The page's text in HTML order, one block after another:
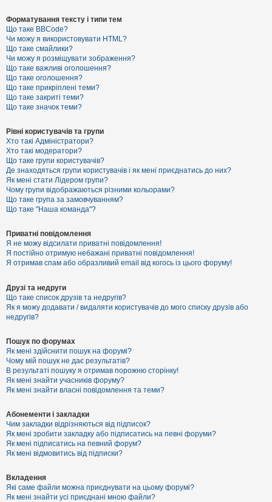
П
о
ш
у
к
Д
о
п
о
г
а
Форматування тексту і типи тем
Що таке BBCode?
Чи можу я використовувати HTML?
Що таке смайлики?
Чи можу я розміщувати зображення?
Що таке важливі оголошення?
Що таке оголошення?
Що таке прикріплені теми?
Що таке закриті теми?
Що таке значок теми?
Рівні користувачів та групи
Хто такі Адміністратори?
Хто такі модератори?
Що таке групи користувачів?
Де знаходяться групи користувачів і як мені приєднатись до них?
Як мені стати Лідером групи?
Чому групи відображаються різними кольорами?
Що таке група за замовчуванням?
Що таке "Наша команда"?
Приватні повідомлення
Я не можу відсилати приватні повідомлення!
Я постійно отримую небажані приватні повідомлення!
Я отримав спам або образливий email від когось із цього форуму!
Друзі та недруги
Що таке список друзів та недругів?
Як я можу додавати / видаляти користувачів до мого списку друзів або
недругів?
Пошук по форумах
Як мені здійснити пошук на форумі?
Чому мій пошук не дає результатів?
В результаті пошуку я отримав порожню сторінку!
Як мені знайти учасників форуму?
Як мені знайти власні повідомлення та теми?
Абонементи і закладки
Чим закладки відрізняються від підписок?
Як мені зробити закладку або підписатись на певні форуми?
Як мені підписатись на певний форум?
Як мені відмовитись від підписки?
Вкладення
Які саме файли можна приєднувати на цьому форумі?
Як мені знайти усі приєднані мною файли?